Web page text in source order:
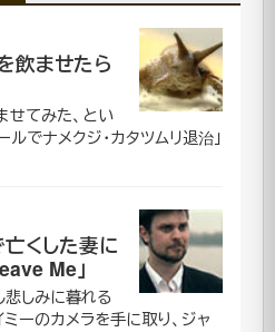
飲ませたら
せてみた、とい
でナメクジ・カタツムリ退治」
くした妻に
Me」
悲しみに暮れる
ーのカメラを手に取り、ジャ